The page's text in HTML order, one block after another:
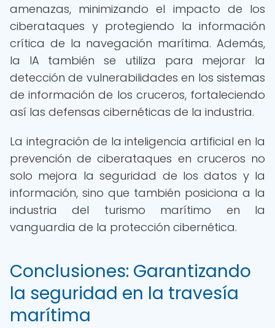
amenazas, minimizando el impacto de los
ciberataques y protegiendo la información
crítica de la navegación marítima. Además,
la IA también se utiliza para mejorar la
detección de vulnerabilidades en los sistemas
de información de los cruceros, fortaleciendo
así las defensas cibernéticas de la industria.
La integración de la inteligencia artificial en la
prevención de ciberataques en cruceros no
solo mejora la seguridad de los datos y la
información, sino que también posiciona a la
industria del turismo marítimo en la
vanguardia de la protección cibernética.
Conclusiones: Garantizando
la seguridad en la travesía
marítima